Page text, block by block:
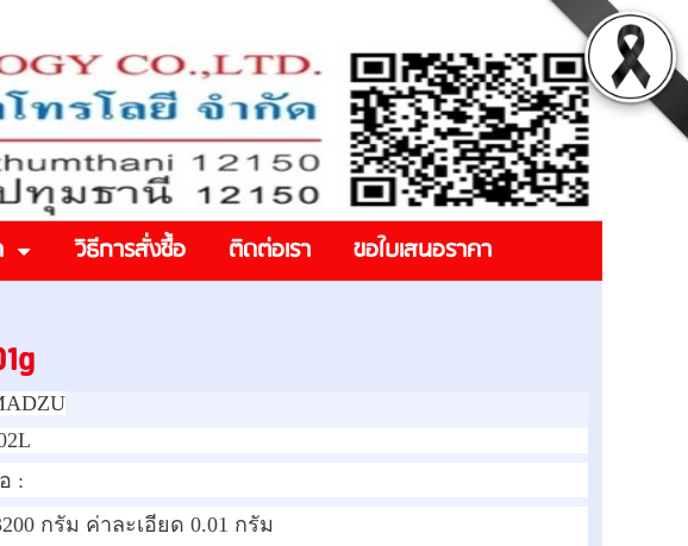
วิธีการสั่งซื้อ ติดต่อเรา ขอใบเสนอราคา
:
กรัม ค่าละเอียด 0.01 กรัม